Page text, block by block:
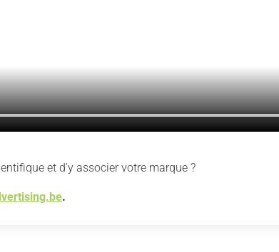
et d’y associer votre marque ?
.